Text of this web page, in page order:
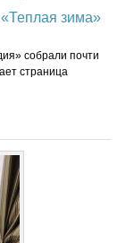
зима»
собрали почти
страница